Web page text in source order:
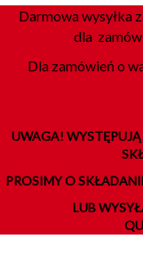
Darmowa wysyłka
dla
Dla zamówień o
UWAGA!
PROSIMY O
LUB